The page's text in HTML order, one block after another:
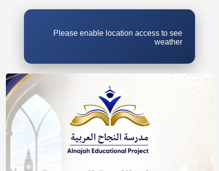
Please enable location access to see
weather